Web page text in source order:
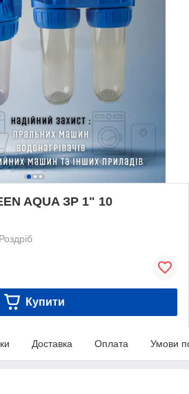
AQUA ЗР 1" 10
Роздріб
Купити
Доставка Оплата Умови